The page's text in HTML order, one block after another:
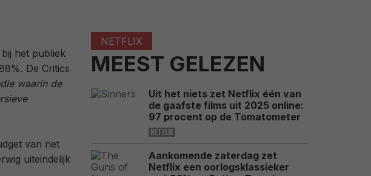
het publiek
De Critics
waarin de
van net
uiteindelijk
NETFLIX
MEEST GELEZEN
Uit het niets zet Netflix één van
de gaafste films uit 2025 online:
97 procent op de Tomatometer
NETFLIX
Aankomende zaterdag zet
Netflix een oorlogsklassieker